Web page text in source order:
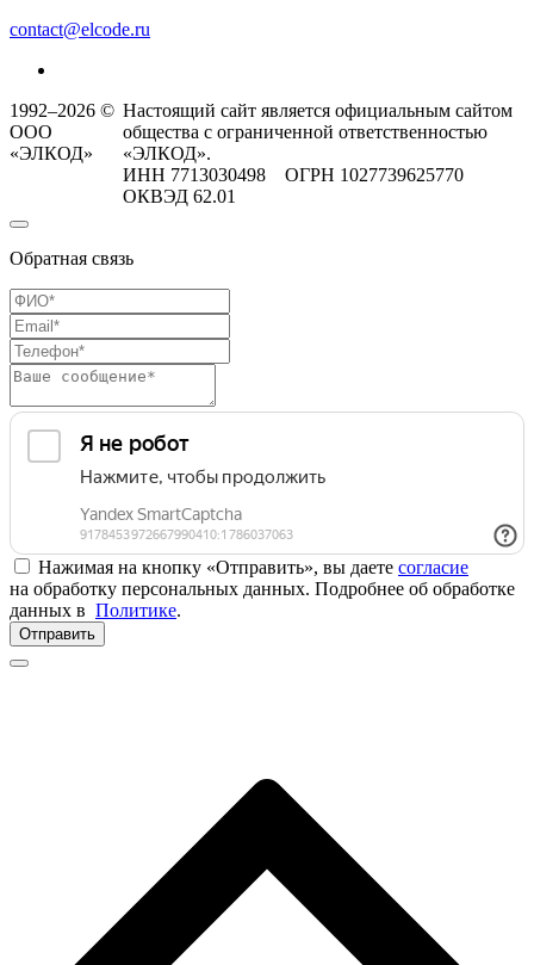
contact@elcode.ru
1992–2026 ©
ООО
«ЭЛКОД»
Настоящий сайт является официальным сайтом
общества с ограниченной ответственностью
«ЭЛКОД».
ИНН 7713030498 ОГРН 1027739625770
ОКВЭД 62.01
Обратная связь
Нажимая на кнопку «Отправить», вы даете согласие
на обработку персональных данных. Подробнее об обработке
данных в Политике.
Отправить